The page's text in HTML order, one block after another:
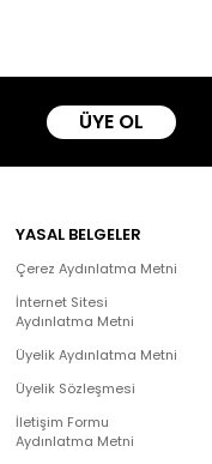
ÜYE OL
YASAL BELGELER
Çerez Aydınlatma Metni
İnternet Sitesi
Aydınlatma Metni
Üyelik Aydınlatma Metni
Üyelik Sözleşmesi
İletişim Formu
Aydınlatma Metni